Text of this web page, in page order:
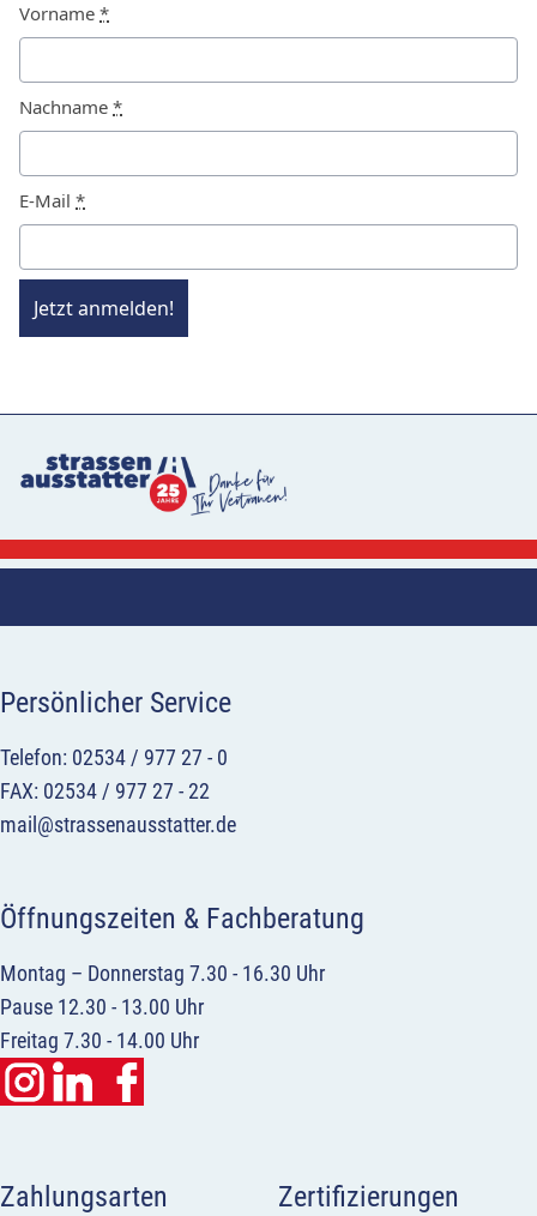
Vorname *
Nachname *
E-Mail *
Jetzt anmelden!
Persönlicher Service
Telefon: 02534 / 977 27 - 0
FAX: 02534 / 977 27 - 22
mail@strassenausstatter.de
Öffnungszeiten & Fachberatung
Montag – Donnerstag 7.30 - 16.30 Uhr
Pause 12.30 - 13.00 Uhr
Freitag 7.30 - 14.00 Uhr
Zahlungsarten Zertifizierungen